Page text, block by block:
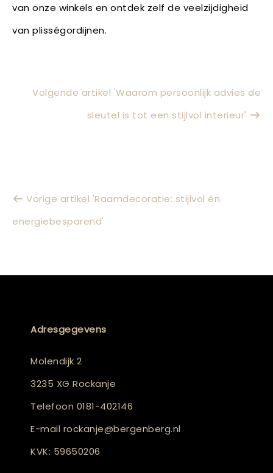
van onze winkels en ontdek zelf de veelzijdigheid
van plisségordijnen.
Volgende artikel 'Waarom persoonlijk advies de
sleutel is tot een stijlvol interieur'
Vorige artikel 'Raamdecoratie: stijlvol én
energiebesparend'
Adresgegevens
Molendijk 2
3235 XG Rockanje
Telefoon 0181-402146
E-mail rockanje@bergenberg.nl
KVK: 59650206